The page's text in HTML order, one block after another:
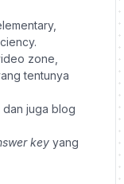
zone,
tentunya
dan juga blog
key yang